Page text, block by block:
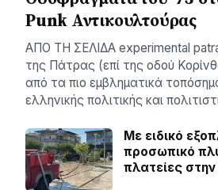
Punk Αντικουλτούρας
ΑΠΟ ΤΗ ΣΕΛΙΔΑ experimental
της Πάτρας (επί της οδού
από τα πιο εμβληματικά
ελληνικής πολιτικής και
Με ειδικό
προσωπικό
πλατείες